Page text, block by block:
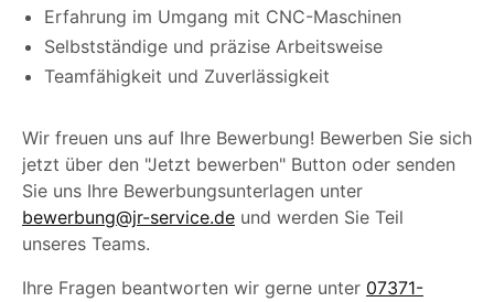
Erfahrung im Umgang mit CNC-Maschinen
Selbstständige und präzise Arbeitsweise
Teamfähigkeit und Zuverlässigkeit
Wir freuen uns auf Ihre Bewerbung! Bewerben Sie sich
jetzt über den "Jetzt bewerben" Button oder senden
Sie uns Ihre Bewerbungsunterlagen unter
bewerbung@jr-service.de und werden Sie Teil
unseres Teams.
Ihre Fragen beantworten wir gerne unter 07371-